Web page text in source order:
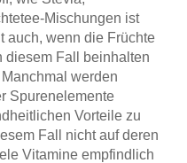
Mischungen ist
auch, wenn die Früchte
diesem Fall beinhalten
werden
Spurenelemente
Vorteile zu
Fall nicht auf deren
Vitamine empfindlich